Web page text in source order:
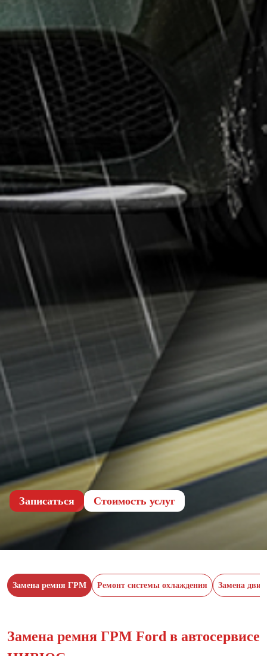
Записаться Cтоимость услуг
Замена ремня ГРМ Ремонт системы охлаждения Замена
Замена ремня ГРМ Ford в автосервисе